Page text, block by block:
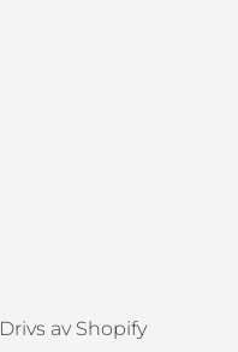
Drivs av Shopify